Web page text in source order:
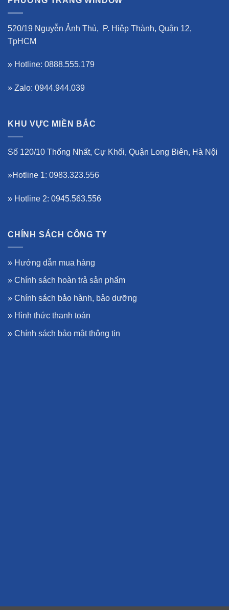
520/19 Nguyễn Ảnh Thủ, P. Hiệp Thành, Quận 12,
TpHCM
» Hotline: 0888.555.179
» Zalo: 0944.944.039
KHU VỰC MIỀN BẮC
Số 120/10 Thống Nhất, Cự Khối, Quận Long Biên, Hà Nội
»Hotline 1: 0983.323.556
» Hotline 2: 0945.563.556
CHÍNH SÁCH CÔNG TY
» Hướng dẫn mua hàng
» Chính sách hoàn trả sản phẩm
» Chính sách bảo hành, bảo dưỡng
» Hình thức thanh toán
» Chính sách bảo mật thông tin